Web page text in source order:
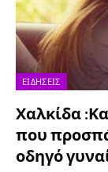
ΕΙΔΉΣΕΙΣ
Χαλκίδα
που
οδηγό